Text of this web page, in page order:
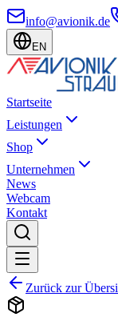
info@avionik.de
EN
Startseite
Leistungen
Shop
Unternehmen
News
Webcam
Kontakt
Zurück zur